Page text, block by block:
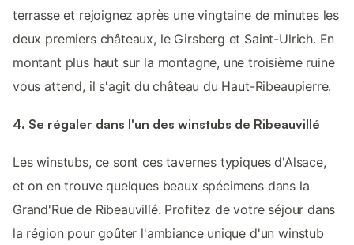
terrasse et rejoignez après une vingtaine de minutes les
deux premiers châteaux, le Girsberg et Saint-Ulrich. En
montant plus haut sur la montagne, une troisième ruine
vous attend, il s'agit du château du Haut-Ribeaupierre.
4. Se régaler dans l'un des winstubs de Ribeauvillé
Les winstubs, ce sont ces tavernes typiques d'Alsace,
et on en trouve quelques beaux spécimens dans la
Grand'Rue de Ribeauvillé. Profitez de votre séjour dans
la région pour goûter l'ambiance unique d'un winstub